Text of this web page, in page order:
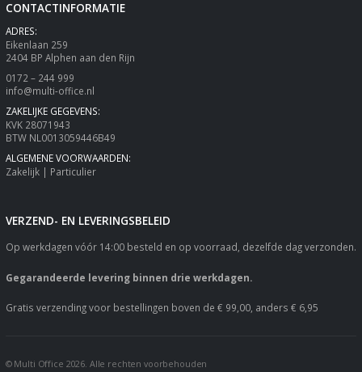
CONTACTINFORMATIE
ADRES:
Eikenlaan 259
2404 BP Alphen aan den Rijn
0172 – 244 999
info@multi-office.nl
ZAKELIJKE GEGEVENS:
KVK 28071943
BTW NL0013059446B49
ALGEMENE VOORWAARDEN:
Zakelijk| Particulier
VERZEND- EN LEVERINGSBELEID
Op werkdagen vóór 14:00 besteld en op voorraad, dezelfde dag verzonden.
Gegarandeerde levering binnen drie werkdagen.
Gratis verzending voor bestellingen boven de € 99,00, anders € 6,95
© Multi Office 2026. Alle rechten voorbehouden